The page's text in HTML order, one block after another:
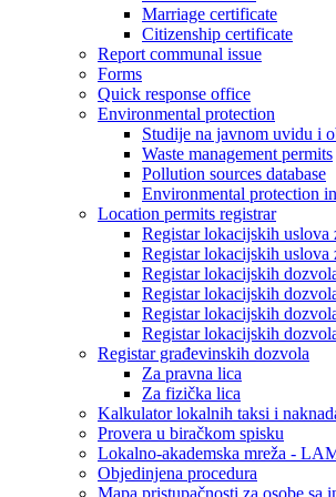
Marriage certificate
Citizenship certificate
Report communal issue
Forms
Quick response office
Environmental protection
Studije na javnom uvidu i
Waste management permits
Pollution sources database
Environmental protection
Location permits registrar
Registar lokacijskih uslova
Registar lokacijskih uslova
Registar lokacijskih
Registar lokacijskih
Registar lokacijskih
Registar lokacijskih
Registar građevinskih dozvola
Za pravna lica
Za fizička lica
Kalkulator lokalnih taksi i
Provera u biračkom spisku
Lokalno-akademska mreža -
Objedinjena procedura
Mapa pristupačnosti za osobe sa